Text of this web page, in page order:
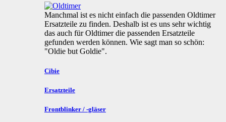
Manchmal ist es nicht einfach die passenden Oldtimer
Ersatzteile zu finden. Deshalb ist es uns sehr wichtig
das auch für Oldtimer die passenden Ersatzteile
gefunden werden können. Wie sagt man so schön:
"Oldie but Goldie".
Cibie
Ersatzteile
Frontblinker / -gläser